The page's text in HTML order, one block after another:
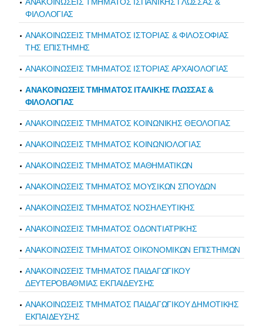
ΑΝΑΚΟΙΝΩΣΕΙΣ ΤΜΗΜΑΤΟΣ ΙΣΠΑΝΙΚΗΣ ΓΛΩΣΣΑΣ &
ΦΙΛΟΛΟΓΙΑΣ
ΑΝΑΚΟΙΝΩΣΕΙΣ ΤΜΗΜΑΤΟΣ ΙΣΤΟΡΙΑΣ & ΦΙΛΟΣΟΦΙΑΣ
ΤΗΣ ΕΠΙΣΤΗΜΗΣ
ΑΝΑΚΟΙΝΩΣΕΙΣ ΤΜΗΜΑΤΟΣ ΙΣΤΟΡΙΑΣ ΑΡΧΑΙΟΛΟΓΙΑΣ
ΑΝΑΚΟΙΝΩΣΕΙΣ ΤΜΗΜΑΤΟΣ ΙΤΑΛΙΚΗΣ ΓΛΩΣΣΑΣ &
ΦΙΛΟΛΟΓΙΑΣ
ΑΝΑΚΟΙΝΩΣΕΙΣ ΤΜΗΜΑΤΟΣ ΚΟΙΝΩΝΙΚΗΣ ΘΕΟΛΟΓΙΑΣ
ΑΝΑΚΟΙΝΩΣΕΙΣ ΤΜΗΜΑΤΟΣ ΚΟΙΝΩΝΙΟΛΟΓΙΑΣ
ΑΝΑΚΟΙΝΩΣΕΙΣ ΤΜΗΜΑΤΟΣ ΜΑΘΗΜΑΤΙΚΩΝ
ΑΝΑΚΟΙΝΩΣΕΙΣ ΤΜΗΜΑΤΟΣ ΜΟΥΣΙΚΩΝ ΣΠΟΥΔΩΝ
ΑΝΑΚΟΙΝΩΣΕΙΣ ΤΜΗΜΑΤΟΣ ΝΟΣΗΛΕΥΤΙΚΗΣ
ΑΝΑΚΟΙΝΩΣΕΙΣ ΤΜΗΜΑΤΟΣ ΟΔΟΝΤΙΑΤΡΙΚΗΣ
ΑΝΑΚΟΙΝΩΣΕΙΣ ΤΜΗΜΑΤΟΣ ΟΙΚΟΝΟΜΙΚΩΝ ΕΠΙΣΤΗΜΩΝ
ΑΝΑΚΟΙΝΩΣΕΙΣ ΤΜΗΜΑΤΟΣ ΠΑΙΔΑΓΩΓΙΚΟΥ
ΔΕΥΤΕΡΟΒΑΘΜΙΑΣ ΕΚΠΑΙΔΕΥΣΗΣ
ΑΝΑΚΟΙΝΩΣΕΙΣ ΤΜΗΜΑΤΟΣ ΠΑΙΔΑΓΩΓΙΚΟΥ ΔΗΜΟΤΙΚΗΣ
ΕΚΠΑΙΔΕΥΣΗΣ